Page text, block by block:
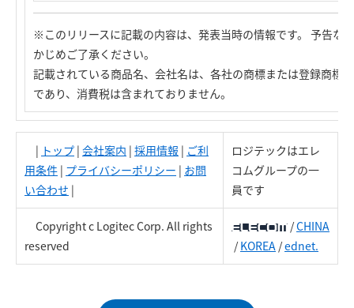
※このリリースに記載の内容は、発表当時の情報です。 予告な
かじめご了承ください。
記載されている商品名、会社名は、各社の商標または登録商標
であり、消費税は含まれておりません。
| トップ | 会社案内 | 採用情報 | ご利
用条件 | プライバシーポリシー | お問
い合わせ |
ロジテックはエレ
コムグループの一
員です
Copyright c Logitec Corp. All rights
reserved
/CHINA
/KOREA /ednet.